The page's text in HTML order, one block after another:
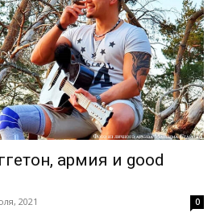
армия и good
2021 0